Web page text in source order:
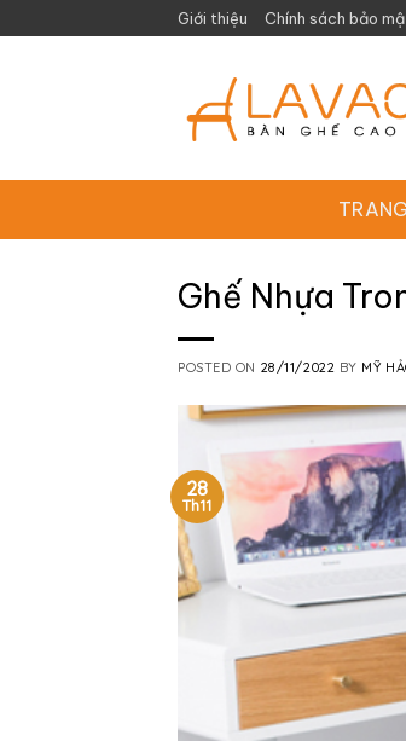
to
Giới thiệu Chính sách bảo
Ghế Nhựa
POSTED ON 28/11/2022 BY MỸ
28
Th11